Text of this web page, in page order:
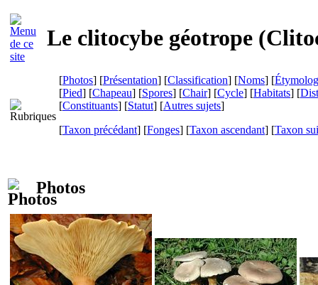
Le clitocybe géotrope (
[Photos] [Présentation] [Classification] [Noms] [
[Pied] [Chapeau] [Spores] [Chair] [Cycle] [Habitats] [
[Constituants] [Statut] [Autres sujets]
[Taxon précédant] [Fonges] [Taxon ascendant] [Taxon
Photos